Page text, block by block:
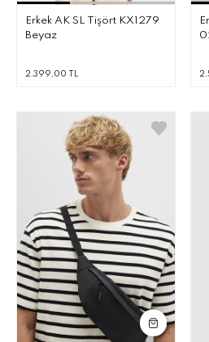
Erkek AK SL Tişört KX1279
Beyaz
2.399,00 TL